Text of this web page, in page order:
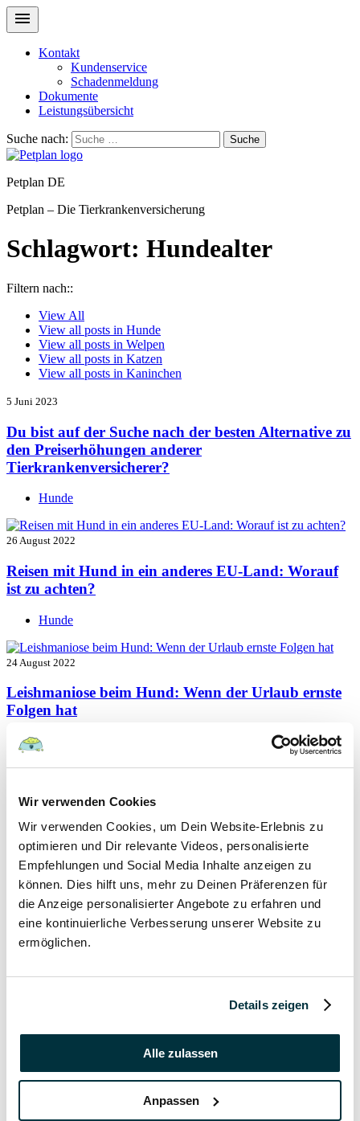
Wir verwenden Cookies
Wir verwenden Cookies, um Dein Website-Erlebnis zu
optimieren und Dir relevante Videos, personalisierte
Empfehlungen und Social Media Inhalte anzeigen zu
können. Dies hilft uns, mehr zu Deinen Präferenzen für
die Anzeige personalisierter Angebote zu erfahren und
eine kontinuierliche Verbesserung unserer Website zu
ermöglichen.
Details zeigen
Alle zulassen
Anpassen
Kontakt
Kundenservice
Schadenmeldung
Dokumente
Leistungsübersicht
Suche nach: Suche
Petplan DE
Petplan – Die Tierkrankenversicherung
Schlagwort: Hundealter
Filtern nach::
View All
View all posts in Hunde
View all posts in Welpen
View all posts in Katzen
View all posts in Kaninchen
5 Juni 2023
Du bist auf der Suche nach der besten Alternative zu
den Preiserhöhungen anderer
Tierkrankenversicherer?
Hunde
26 August 2022
Reisen mit Hund in ein anderes EU-Land: Worauf
ist zu achten?
Hunde
24 August 2022
Leishmaniose beim Hund: Wenn der Urlaub ernste
Folgen hat
Hunde
22 August 2022
Hundefutter und Wasser im Urlaub: Worauf sollte
besonders geachtet werden?
Hunde
17 August 2022
Was dürfen Katzen nicht essen?
Katzen
Vitamin B für den Hund: Für was ist es wichtig?
Hunde